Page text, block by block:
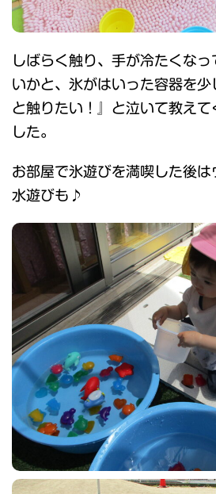
しばらく触り、手が冷たくな
いかと、氷がはいった容器を少
と触りたい！』と泣いて教え
した。
お部屋で氷遊びを満喫した後
水遊びも♪